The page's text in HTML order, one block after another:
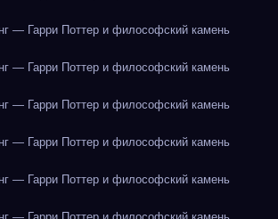
— Гарри Поттер и философский камень
— Гарри Поттер и философский камень
— Гарри Поттер и философский камень
— Гарри Поттер и философский камень
— Гарри Поттер и философский камень